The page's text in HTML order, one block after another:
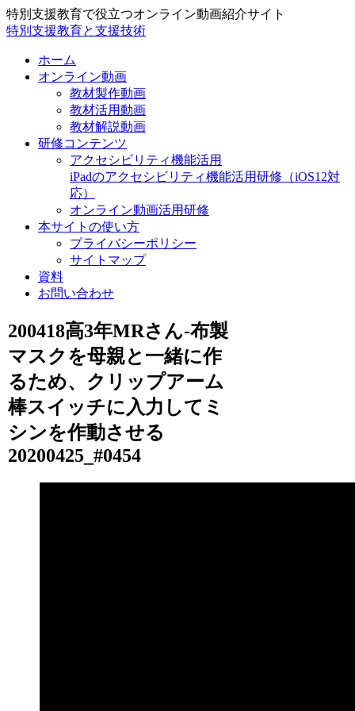
特別支援教育で役立つオンライン動画紹介サイト
特別支援教育と支援技術
ホーム
オンライン動画
教材製作動画
教材活用動画
教材解説動画
研修コンテンツ
アクセシビリティ機能活用
iPadのアクセシビリティ機能活用研修（iOS12対
応）
オンライン動画活用研修
本サイトの使い方
プライバシーポリシー
サイトマップ
資料
お問い合わせ
200418高3年MRさん-布製
マスクを母親と一緒に作
るため、クリップアーム
棒スイッチに入力してミ
シンを作動させる
20200425_#0454